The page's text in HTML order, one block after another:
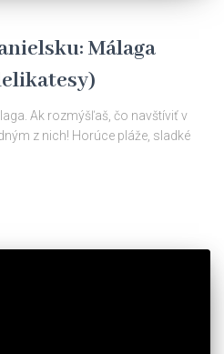
Málaga
Ak rozmýšľaš, čo navštíviť v
z nich! Horúce pláže, sladké